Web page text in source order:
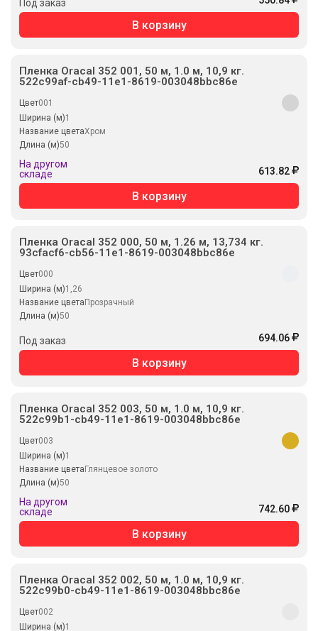
Под заказ
В корзину
Пленка Oracal 352 001, 50 м, 1.0 м, 10,9 кг.
522c99af-cb49-11e1-8619-003048bbc86e
Цвет001
Ширина (м)1
Название цветаХром
Длина (м)50
На другом
складе
613.82
В корзину
Пленка Oracal 352 000, 50 м, 1.26 м, 13,734 кг.
93cfacf6-cb56-11e1-8619-003048bbc86e
Цвет000
Ширина (м)1,26
Название цвета Прозрачный
Длина (м)50
Под заказ 694.06
В корзину
Пленка Oracal 352 003, 50 м, 1.0 м, 10,9 кг.
522c99b1-cb49-11e1-8619-003048bbc86e
Цвет003
Ширина (м)1
Название цвета Глянцевое золото
Длина (м)50
На другом
складе
742.60
В корзину
Пленка Oracal 352 002, 50 м, 1.0 м, 10,9 кг.
522c99b0-cb49-11e1-8619-003048bbc86e
Цвет002
Ширина (м)1